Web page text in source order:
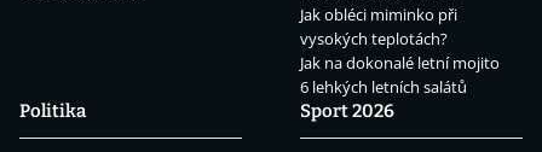
Jak obléci miminko při
vysokých teplotách?
Jak na dokonalé letní mojito
6 lehkých letních salátů
Politika
Sport 2026